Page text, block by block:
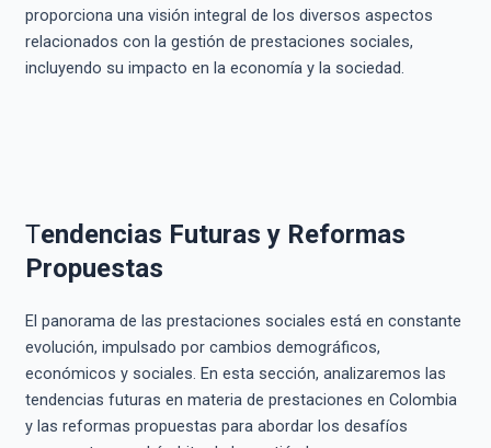
proporciona una visión integral de los diversos aspectos
relacionados con la gestión de prestaciones sociales,
incluyendo su impacto en la economía y la sociedad.
Tendencias Futuras y Reformas
Propuestas
El panorama de las prestaciones sociales está en constante
evolución, impulsado por cambios demográficos,
económicos y sociales. En esta sección, analizaremos las
tendencias futuras en materia de prestaciones en Colombia
y las reformas propuestas para abordar los desafíos